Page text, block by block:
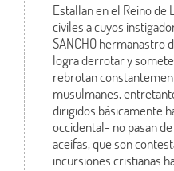
Estallan en el Reino de
civiles a cuyos
SANCHO hermanastro
logra derrotar y
rebrotan
musulmanes,
dirigidos básicamente
occidental- no pasan
aceifas, que son
incursiones cristianas